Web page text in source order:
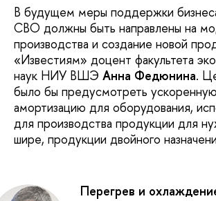
В будущем меры поддержки
СВО должны быть направлены на
производства и создание новой
«Известиям» доцент факультета
наук НИУ ВШЭ Анна Федюнина.
было бы предусмотреть
амортизацию для оборудования,
для производства продукции для
шире, продукции двойного
Перегрев и